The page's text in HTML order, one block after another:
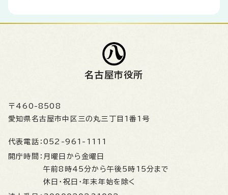
名古屋市役所
〒460-8508
愛知県名古屋市中区三の丸三丁目1番1号
代表電話： 052-961-1111
開庁時間： 月曜日から金曜日
午前8時45分から午後5時15分まで
休日・祝日・年末年始を除く